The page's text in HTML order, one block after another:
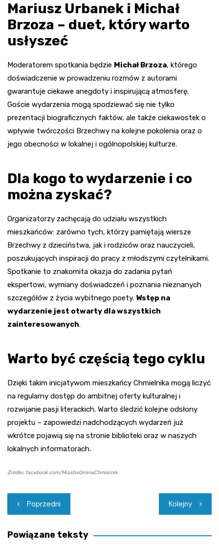
Mariusz Urbanek i Michał
Brzoza – duet, który warto
usłyszeć
Moderatorem spotkania będzie Michał Brzoza, którego
doświadczenie w prowadzeniu rozmów z autorami
gwarantuje ciekawe anegdoty i inspirującą atmosferę.
Goście wydarzenia mogą spodziewać się nie tylko
prezentacji biograficznych faktów, ale także ciekawostek o
wpływie twórczości Brzechwy na kolejne pokolenia oraz o
jego obecności w lokalnej i ogólnopolskiej kulturze.
Dla kogo to wydarzenie i co
można zyskać?
Organizatorzy zachęcają do udziału wszystkich
mieszkańców: zarówno tych, którzy pamiętają wiersze
Brzechwy z dzieciństwa, jak i rodziców oraz nauczycieli,
poszukujących inspiracji do pracy z młodszymi czytelnikami.
Spotkanie to znakomita okazja do zadania pytań
ekspertowi, wymiany doświadczeń i poznania nieznanych
szczegółów z życia wybitnego poety. Wstęp na
wydarzenie jest otwarty dla wszystkich
zainteresowanych.
Warto być częścią tego cyklu
Dzięki takim inicjatywom mieszkańcy Chmielnika mogą liczyć
na regularny dostęp do ambitnej oferty kulturalnej i
rozwijanie pasji literackich. Warto śledzić kolejne odsłony
projektu – zapowiedzi nadchodzących wydarzeń już
wkrótce pojawią się na stronie biblioteki oraz w naszych
lokalnych informatorach.
Źródło: facebook.com/MiastoiGminaChmielnik
Nawigacja
wpisu
Poprzedni Kolejny
Powiązane teksty